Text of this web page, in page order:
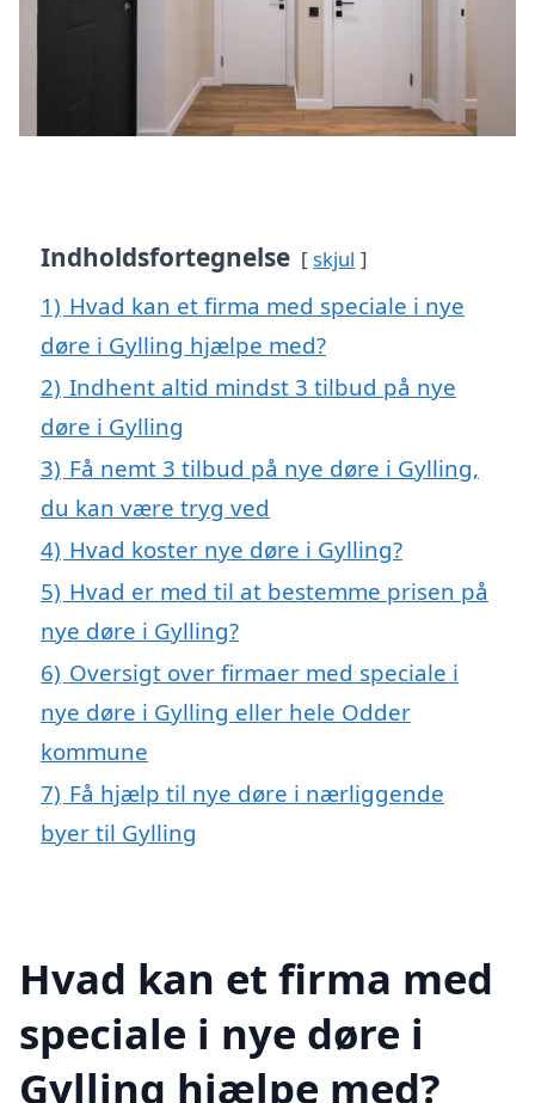
Indholdsfortegnelse skjul
1) Hvad kan et firma med speciale i nye
døre i Gylling hjælpe med?
2) Indhent altid mindst 3 tilbud på nye
døre i Gylling
3) Få nemt 3 tilbud på nye døre i Gylling,
du kan være tryg ved
4) Hvad koster nye døre i Gylling?
5) Hvad er med til at bestemme prisen på
nye døre i Gylling?
6) Oversigt over firmaer med speciale i
nye døre i Gylling eller hele Odder
kommune
7) Få hjælp til nye døre i nærliggende
byer til Gylling
Hvad kan et firma med
speciale i nye døre i
Gylling hjælpe med?